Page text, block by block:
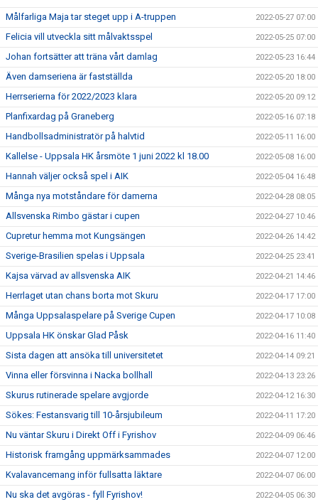
Målfarliga Maja tar steget upp i A-truppen 2022-05-27 07:00
Felicia vill utveckla sitt målvaktsspel 2022-05-25 07:00
Johan fortsätter att träna vårt damlag 2022-05-23 16:44
Även damseriena är fastställda 2022-05-20 18:00
Herrserierna för 2022/2023 klara 2022-05-20 09:12
Planfixardag på Graneberg 2022-05-16 07:18
Handbollsadministratör på halvtid 2022-05-11 16:00
Kallelse - Uppsala HK årsmöte 1 juni 2022 kl 18.00 2022-05-08 16:00
Hannah väljer också spel i AIK 2022-05-04 16:48
Många nya motståndare för damerna 2022-04-28 08:05
Allsvenska Rimbo gästar i cupen 2022-04-27 10:46
Cupretur hemma mot Kungsängen 2022-04-26 14:42
Sverige-Brasilien spelas i Uppsala 2022-04-25 23:41
Kajsa värvad av allsvenska AIK 2022-04-21 14:46
Herrlaget utan chans borta mot Skuru 2022-04-17 17:00
Många Uppsalaspelare på Sverige Cupen 2022-04-17 10:08
Uppsala HK önskar Glad Påsk 2022-04-16 11:40
Sista dagen att ansöka till universitetet 2022-04-14 09:21
Vinna eller försvinna i Nacka bollhall 2022-04-13 23:26
Skurus rutinerade spelare avgjorde 2022-04-12 16:30
Sökes: Festansvarig till 10-årsjubileum 2022-04-11 17:20
Nu väntar Skuru i Direkt Off i Fyrishov 2022-04-09 06:46
Historisk framgång uppmärksammades 2022-04-07 12:00
Kvalavancemang inför fullsatta läktare 2022-04-07 06:00
Nu ska det avgöras - fyll Fyrishov! 2022-04-05 06:30